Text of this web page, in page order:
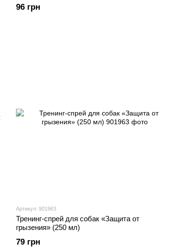
96 грн
Артикул: 901963
Тренинг-спрей для собак «Защита от
грызения» (250 мл)
79 грн